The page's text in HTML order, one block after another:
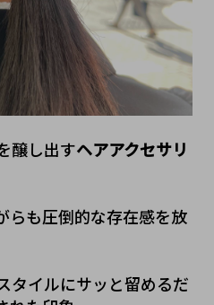
醸し出すヘアアクセサリ
らも圧倒的な存在感を放
タイルにサッと留めるだ